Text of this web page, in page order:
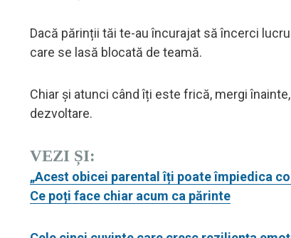
Dacă părinții tăi te-au încurajat să încerci
care se lasă blocată de teamă.
Chiar și atunci când îți este frică, mergi
dezvoltare.
VEZI ȘI:
„Acest obicei parental îți poate împiedica
Ce poți face chiar acum ca părinte